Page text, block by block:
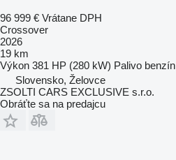
96 999 € Vrátane DPH
Crossover
2026
19 km
Výkon 381 HP (280 kW) Palivo benzín
Slovensko, Želovce
ZSOLTI CARS EXCLUSIVE s.r.o.
Obráťte sa na predajcu